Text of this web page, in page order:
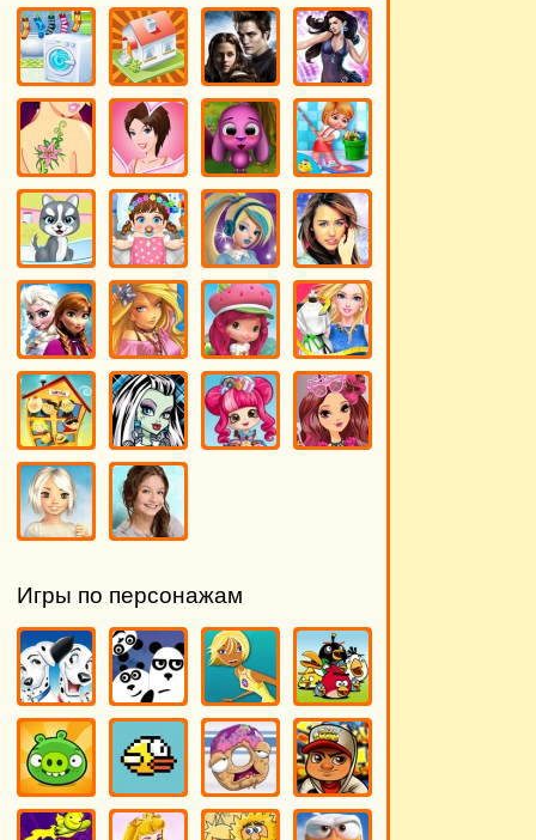
Игры по персонажам